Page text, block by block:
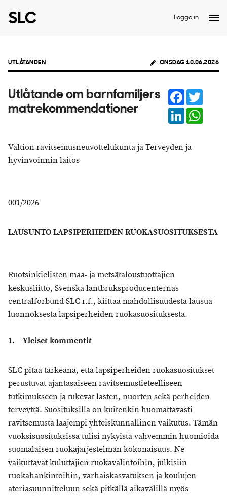
Logga in
UTLÅTANDEN ONSDAG 10.06.2026
Utlåtande om barnfamiljers
matrekommendationer
Facebook
LinkedIn
Valtion ravitsemusneuvottelukunta ja Terveyden ja
hyvinvoinnin laitos
001/2026
LAUSUNTO LAPSIPERHEIDEN RUOKASUOSITUKSESTA
Ruotsinkielisten maa- ja metsätaloustuottajien
keskusliitto, Svenska lantbruksproducenternas
centralförbund SLC r.f., kiittää mahdollisuudesta lausua
luonnoksesta lapsiperheiden ruokasuosituksesta.
1. Yleiset kommentit
SLC pitää tärkeänä, että lapsiperheiden ruokasuositukset
perustuvat ajantasaiseen ravitsemustieteelliseen
tutkimukseen ja tukevat lasten, nuorten sekä perheiden
terveyttä. Suosituksilla on kuitenkin huomattavasti
ravitsemusta laajempi yhteiskunnallinen vaikutus. Tämän
vuoksisuosituksissa tulisi nykyistä vahvemmin huomioida
suomalaisen ruokajärjestelmän kokonaisuus. Ne
vaikuttavat kuluttajien ruokavalintoihin, julkisiin
ruokahankintoihin, varhaiskasvatuksen ja koulujen
ateriasuunnitteluun sekä pitkällä aikavälillä myös